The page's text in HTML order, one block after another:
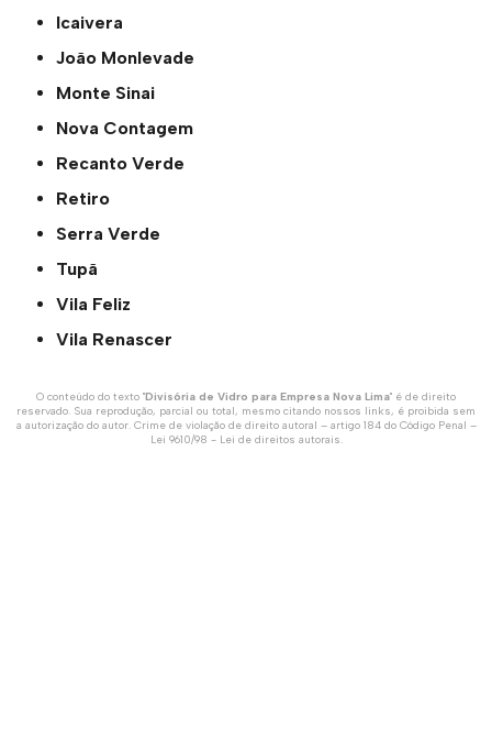
Icaivera
João Monlevade
Monte Sinai
Nova Contagem
Recanto Verde
Retiro
Serra Verde
Tupã
Vila Feliz
Vila Renascer
O conteúdo do texto "Divisória de Vidro para Empresa Nova Lima" é de direito
reservado. Sua reprodução, parcial ou total, mesmo citando nossos links, é proibida sem
a autorização do autor. Crime de violação de direito autoral – artigo 184 do Código Penal –
Lei 9610/98 - Lei de direitos autorais.